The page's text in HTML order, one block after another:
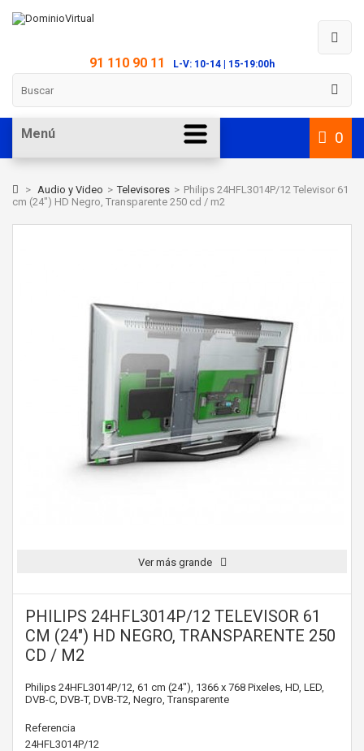
91 110 90 11 L-V: 10-14 | 15-19:00h
0
Menú
> Audio y Video > Televisores > Philips 24HFL3014P/12 Televisor 61
cm (24") HD Negro, Transparente 250 cd / m2
Ver más grande
PHILIPS 24HFL3014P/12 TELEVISOR 61
CM (24") HD NEGRO, TRANSPARENTE 250
CD / M2
Philips 24HFL3014P/12, 61 cm (24"), 1366 x 768 Pixeles, HD, LED,
DVB-C, DVB-T, DVB-T2, Negro, Transparente
Referencia
24HFL3014P/12